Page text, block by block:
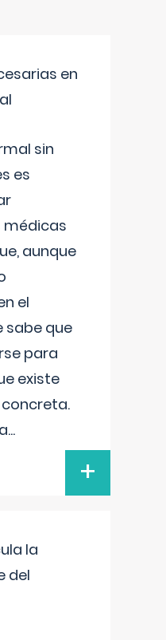
en
sin
es
médicas
aunque
el
sabe que
para
existe
...
+
la
del